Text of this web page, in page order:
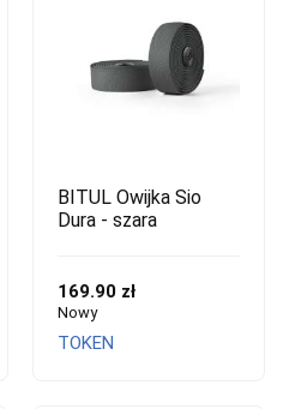
BITUL Owijka Sio
Dura - szara
169.90 zł
Nowy
TOKEN